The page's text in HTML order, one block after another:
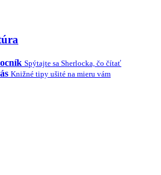
Spýtajte sa Sherlocka, čo čítať
Knižné tipy ušité na mieru vám